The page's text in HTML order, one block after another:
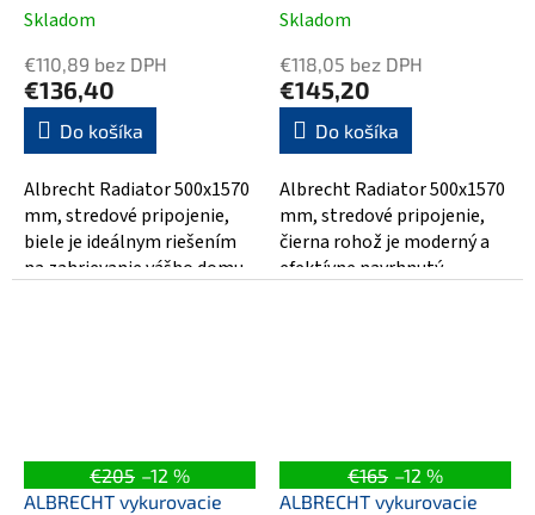
Skladom
€110,89 bez DPH
€136,40
Do košíka
Albrecht Radiator 500x1570
mm, stredové pripojenie,
biele je ideálnym riešením
na zahrievanie vášho domu.
matná
Skladom
€118,05 bez DPH
€145,20
Do košíka
Albrecht Radiator 500x1570
mm, stredové pripojenie,
čierna rohož je moderný a
efektívne navrhnutý
€205 –12 %
ALBRECHT vykurovacie
€165 –12 %
ALBRECHT vykurovacie